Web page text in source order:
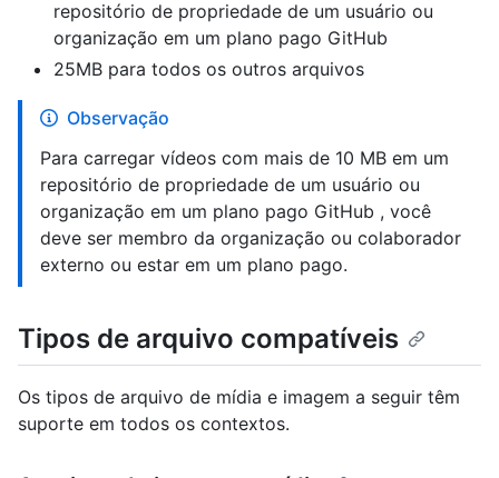
repositório de propriedade de um usuário ou
organização em um plano pago GitHub
25MB para todos os outros arquivos
Observação
Para carregar vídeos com mais de 10 MB em um
repositório de propriedade de um usuário ou
organização em um plano pago GitHub , você
deve ser membro da organização ou colaborador
externo ou estar em um plano pago.
Tipos de arquivo compatíveis
Os tipos de arquivo de mídia e imagem a seguir têm
suporte em todos os contextos.